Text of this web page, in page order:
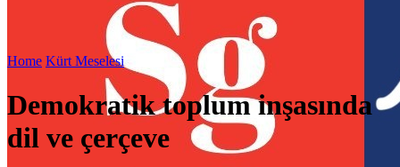
Home Kürt Meselesi
Demokratik toplum inşasında
dil ve çerçeve